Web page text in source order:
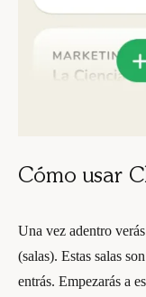
Cómo usar
Una vez adentro
(salas). Estas salas
entrás. Empezarás a